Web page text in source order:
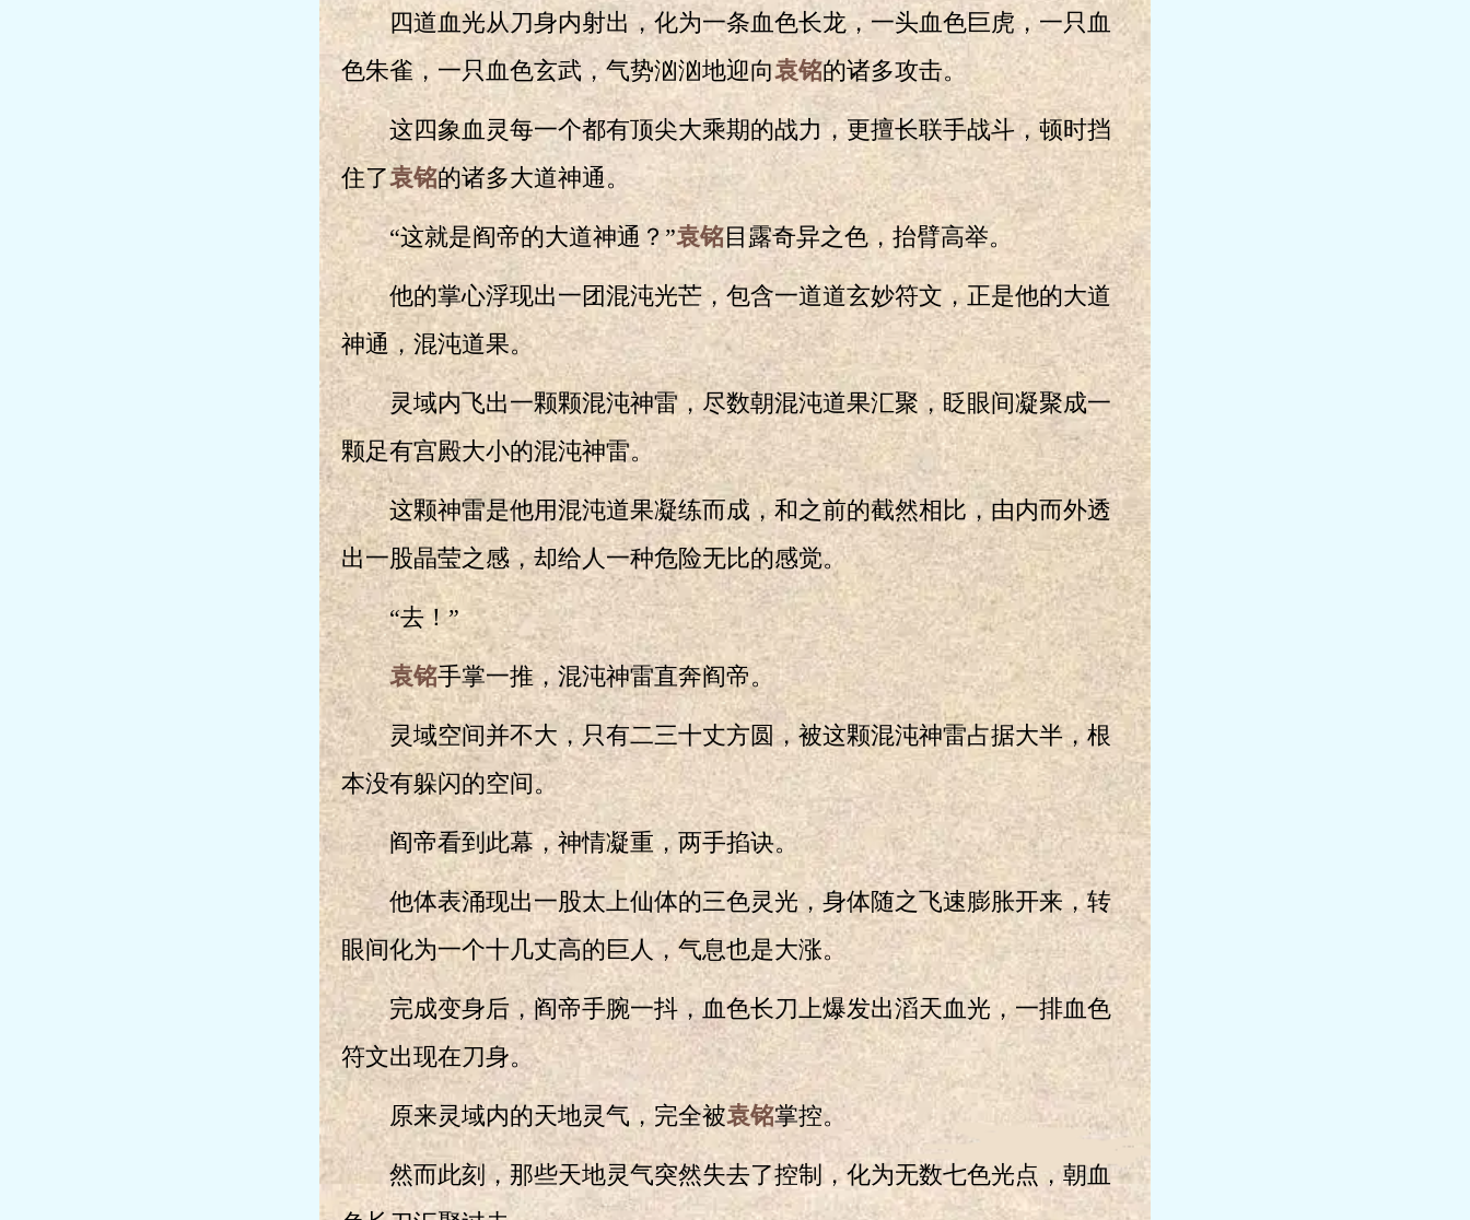
四道血光从刀身内射出，化为一条血色长龙，一头血色巨虎，一只血
色朱雀，一只血色玄武，气势汹汹地迎向袁铭的诸多攻击。
这四象血灵每一个都有顶尖大乘期的战力，更擅长联手战斗，顿时挡
住了袁铭的诸多大道神通。
“这就是阎帝的大道神通？”袁铭目露奇异之色，抬臂高举。
他的掌心浮现出一团混沌光芒，包含一道道玄妙符文，正是他的大道
神通，混沌道果。
灵域内飞出一颗颗混沌神雷，尽数朝混沌道果汇聚，眨眼间凝聚成一
颗足有宫殿大小的混沌神雷。
这颗神雷是他用混沌道果凝练而成，和之前的截然相比，由内而外透
出一股晶莹之感，却给人一种危险无比的感觉。
“去！”
袁铭手掌一推，混沌神雷直奔阎帝。
灵域空间并不大，只有二三十丈方圆，被这颗混沌神雷占据大半，根
本没有躲闪的空间。
阎帝看到此幕，神情凝重，两手掐诀。
他体表涌现出一股太上仙体的三色灵光，身体随之飞速膨胀开来，转
眼间化为一个十几丈高的巨人，气息也是大涨。
完成变身后，阎帝手腕一抖，血色长刀上爆发出滔天血光，一排血色
符文出现在刀身。
原来灵域内的天地灵气，完全被袁铭掌控。
然而此刻，那些天地灵气突然失去了控制，化为无数七色光点，朝血